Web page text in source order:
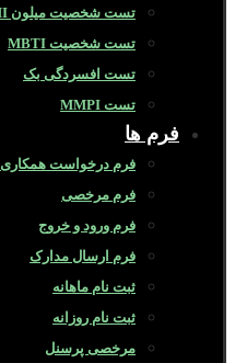
تست شخصیت میلون MCMI
تست شخصیت MBTI
تست افسردگی بک
تست MMPI
فرم ها
فرم درخواست همکاری
فرم مرخصی
فرم ورود و خروج
فرم ارسال مدارک
ثبت نام ماهانه
ثبت نام روزانه
مرخصی پرسنل